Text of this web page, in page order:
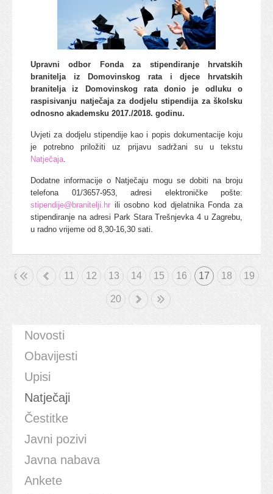
Upravni odbor Fonda za stipendiranje hrvatskih
branitelja iz Domovinskog rata i djece hrvatskih
branitelja iz Domovinskog rata donio je odluku o
raspisivanju natječaja za dodjelu stipendija za školsku
odnosno akademsku 2017./2018. godinu.
Uvjeti za dodjelu stipendije kao i popis dokumentacije koju
je potrebno priložiti uz prijavu sadržani su u tekstu
Natječaja.
Dodatne informacije o Natječaju mogu se dobiti na broju
telefona 01/3657-953, adresi elektroničke pošte:
stipendije@branitelji.hr ili osobno kod djelatnika Fonda za
stipendiranje na adresi Park Stara Trešnjevka 4 u Zagrebu,
u radno vrijeme od 8,30-16,30 sati.
« 11 12 13 14 15 16 17 18 19
20
» Kraj
Novosti
Obavijesti
Upisi
Natječaji
Čestitke
Javni pozivi
Javna nabava
Ankete